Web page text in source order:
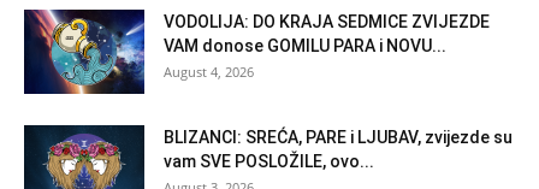
VODOLIJA: DO KRAJA SEDMICE ZVIJEZDE
VAM donose GOMILU PARA i NOVU...
August 4, 2026
BLIZANCI: SREĆA, PARE i LJUBAV, zvijezde su
vam SVE POSLOŽILE, ovo...